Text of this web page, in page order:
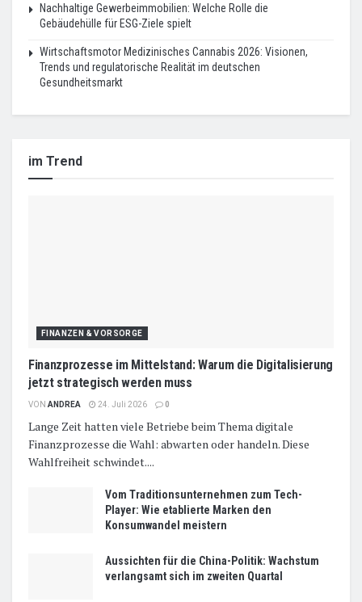
Nachhaltige Gewerbeimmobilien: Welche Rolle die
Gebäudehülle für ESG-Ziele spielt
Wirtschaftsmotor Medizinisches Cannabis 2026: Visionen,
Trends und regulatorische Realität im deutschen
Gesundheitsmarkt
im Trend
FINANZEN & VORSORGE
Finanzprozesse im Mittelstand: Warum die Digitalisierung
jetzt strategisch werden muss
VON ANDREA 24. Juli 2026 0
Lange Zeit hatten viele Betriebe beim Thema digitale
Finanzprozesse die Wahl: abwarten oder handeln. Diese
Wahlfreiheit schwindet....
Vom Traditionsunternehmen zum Tech-
Player: Wie etablierte Marken den
Konsumwandel meistern
Aussichten für die China-Politik: Wachstum
verlangsamt sich im zweiten Quartal